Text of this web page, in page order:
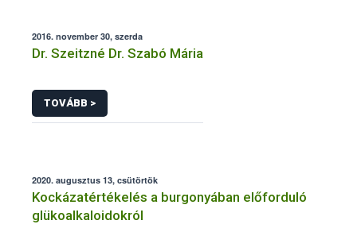
2016. november 30, szerda
Dr. Szeitzné Dr. Szabó Mária
TOVÁBB >
2020. augusztus 13, csütörtök
Kockázatértékelés a burgonyában előforduló
glükoalkaloidokról